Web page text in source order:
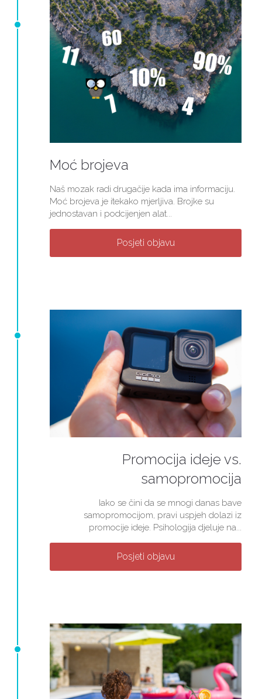
Moć brojeva
Naš mozak radi drugačije kada ima informaciju.
Moć brojeva je itekako mjerljiva. Brojke su
jednostavan i podcijenjen alat...
Posjeti objavu
Promocija ideje vs.
samopromocija
Iako se čini da se mnogi danas bave
samopromocijom, pravi uspjeh dolazi iz
promocije ideje. Psihologija djeluje na...
Posjeti objavu